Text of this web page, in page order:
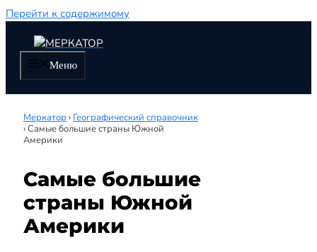
Перейти к содержимому
Меню
Меркатор › Географический справочник
›Самые большие страны Южной
Америки
Самые большие
страны Южной
Америки